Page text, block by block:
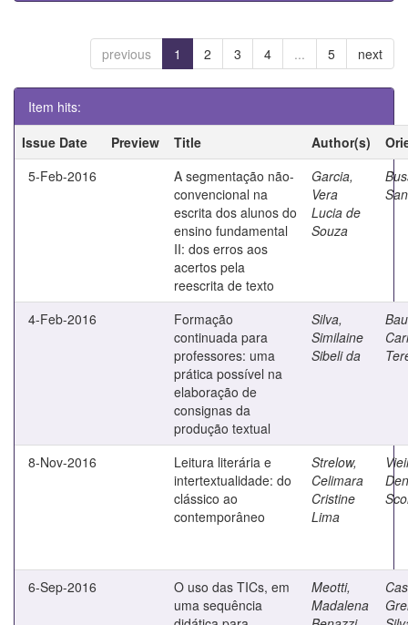
previous 1 2 3 4 ... 5 next
Item hits:
Issue Date
Preview Title Author(s)
5-Feb-2016
A segmentação não-
convencional na
escrita dos alunos do
ensino fundamental
II: dos erros aos
acertos pela
reescrita de texto
Garcia,
Vera
Lucia de
Souza
4-Feb-2016
Formação
continuada para
professores: uma
prática possível na
elaboração de
consignas da
produção textual
Silva,
Similaine
Sibeli da
8-Nov-2016
Leitura literária e
intertextualidade: do
clássico ao
contemporâneo
Strelow,
Celimara
Cristine
Lima
6-Sep-2016
O uso das TICs, em
uma sequência
Meotti,
Madalena